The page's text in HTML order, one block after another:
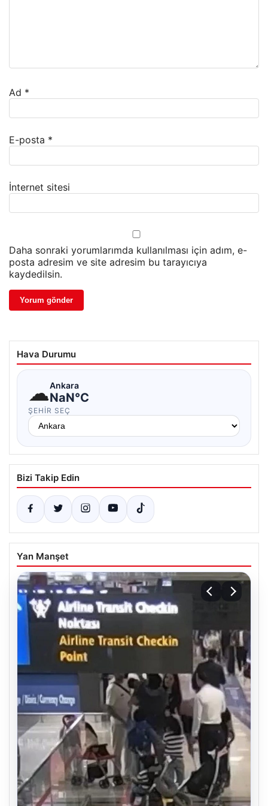
Ad *
E-posta *
İnternet sitesi
Daha sonraki yorumlarımda kullanılması için adım, e-
posta adresim ve site adresim bu tarayıcıya
kaydedilsin.
Hava Durumu
☁Ankara
NaN°C
ŞEHIR SEÇ
Bizi Takip Edin
Yan Manşet